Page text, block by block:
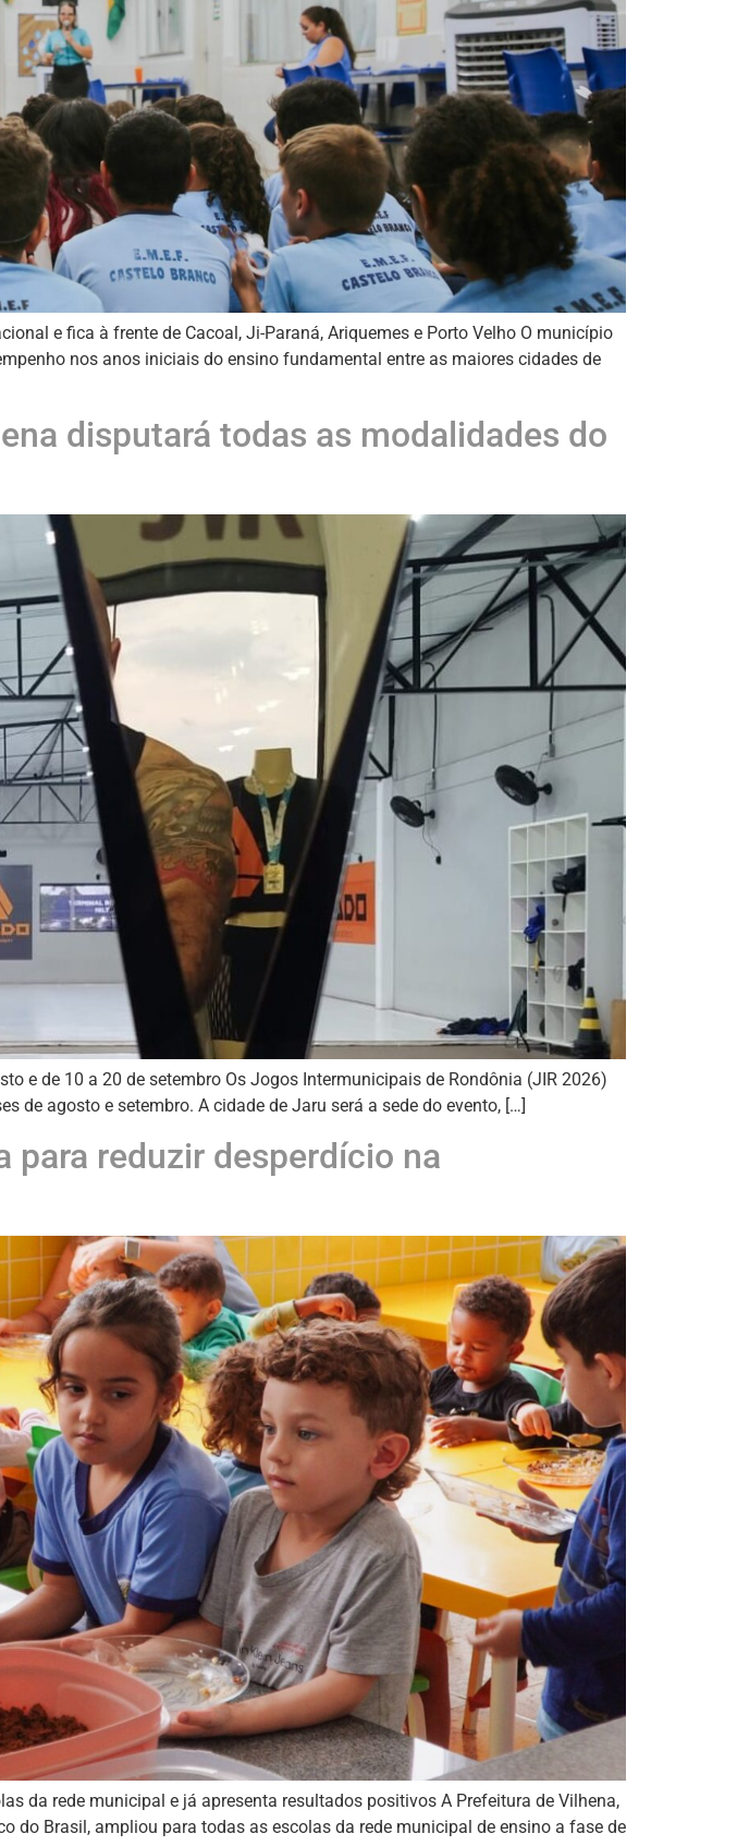
e fica à frente de Cacoal, Ji-Paraná, Ariquemes e Porto Velho O município
nos anos iniciais do ensino fundamental entre as maiores cidades de
disputará todas as modalidades do
e de 10 a 20 de setembro Os Jogos Intermunicipais de Rondônia (JIR 2026)
de agosto e setembro. A cidade de Jaru será a sede do evento, […]
para reduzir desperdício na
da rede municipal e já apresenta resultados positivos A Prefeitura de Vilhena,
do Brasil, ampliou para todas as escolas da rede municipal de ensino a fase de